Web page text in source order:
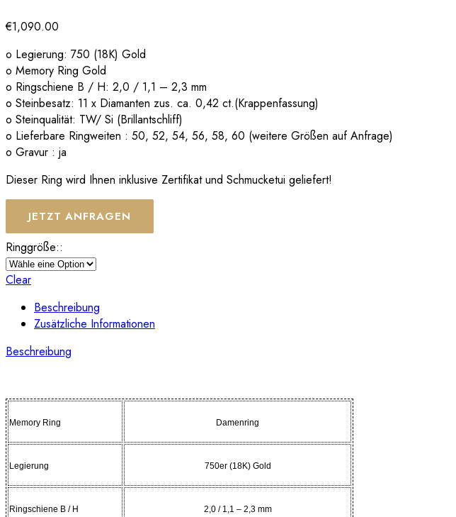
€1,090.00
o Legierung: 750 (18K) Gold
o Memory Ring Gold
o Ringschiene B / H: 2,0 / 1,1 – 2,3 mm
o Steinbesatz: 11 x Diamanten zus. ca. 0,42 ct.(Krappenfassung)
o Steinqualität: TW/ Si (Brillantschliff)
o Lieferbare Ringweiten : 50, 52, 54, 56, 58, 60 (weitere Größen auf Anfrage)
o Gravur : ja
Dieser Ring wird Ihnen inklusive Zertifikat und Schmucketui geliefert!
JETZT ANFRAGEN
Ringgröße::
Clear
Beschreibung
Zusätzliche Informationen
Beschreibung
Memory Ring Damenring
Legierung 750er (18K) Gold
Ringschiene B / H 2,0 / 1,1 – 2,3 mm